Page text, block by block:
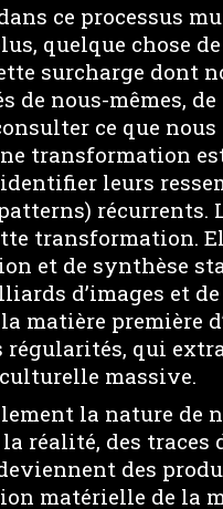
ce processus
quelque chose
surcharge dont
de nous-mêmes,
ce que
transformation
leurs
récurrents.
transformation.
et de synthèse
d’images et
matière première
qui
massive.
la nature de
réalité, des traces
des
matérielle de la